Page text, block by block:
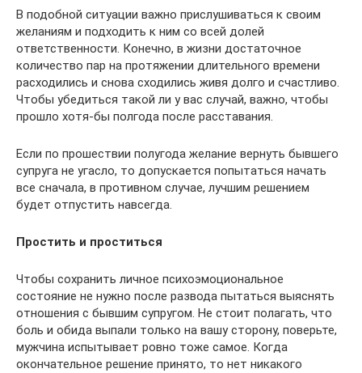
В подобной ситуации важно прислушиваться к своим
желаниям и подходить к ним со всей долей
ответственности. Конечно, в жизни достаточное
количество пар на протяжении длительного времени
расходились и снова сходились живя долго и счастливо.
Чтобы убедиться такой ли у вас случай, важно, чтобы
прошло хотя-бы полгода после расставания.
Если по прошествии полугода желание вернуть бывшего
супруга не угасло, то допускается попытаться начать
все сначала, в противном случае, лучшим решением
будет отпустить навсегда.
Простить и проститься
Чтобы сохранить личное психоэмоциональное
состояние не нужно после развода пытаться выяснять
отношения с бывшим супругом. Не стоит полагать, что
боль и обида выпали только на вашу сторону, поверьте,
мужчина испытывает ровно тоже самое. Когда
окончательное решение принято, то нет никакого